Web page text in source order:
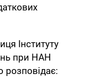
Інституту
при НАН